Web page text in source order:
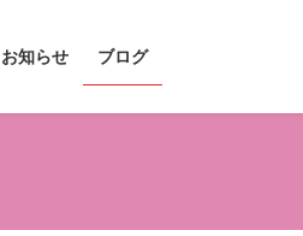
お知らせ ブログ